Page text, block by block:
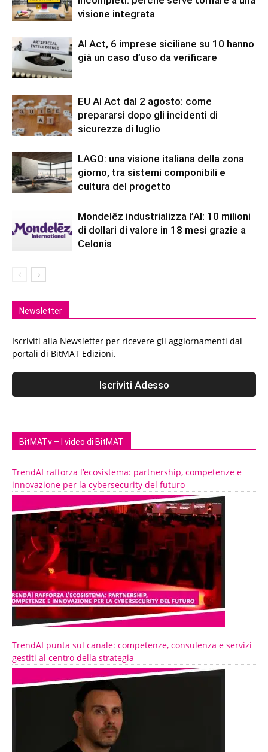
visione integrata
AI Act, 6 imprese siciliane su 10 hanno
già un caso d’uso da verificare
EU AI Act dal 2 agosto: come
prepararsi dopo gli incidenti di
sicurezza di luglio
LAGO: una visione italiana della zona
giorno, tra sistemi componibili e
cultura del progetto
Mondelēz industrializza l’AI: 10 milioni
di dollari di valore in 18 mesi grazie a
Celonis
Newsletter
Iscriviti alla Newsletter per ricevere gli aggiornamenti dai
portali di BitMAT Edizioni.
BitMATv – I video di BitMAT
TrendAI rafforza l’ecosistema: partnership, competenze e
innovazione per la cybersecurity del futuro
TrendAI punta sul canale: competenze, consulenza e servizi
gestiti al centro della strategia